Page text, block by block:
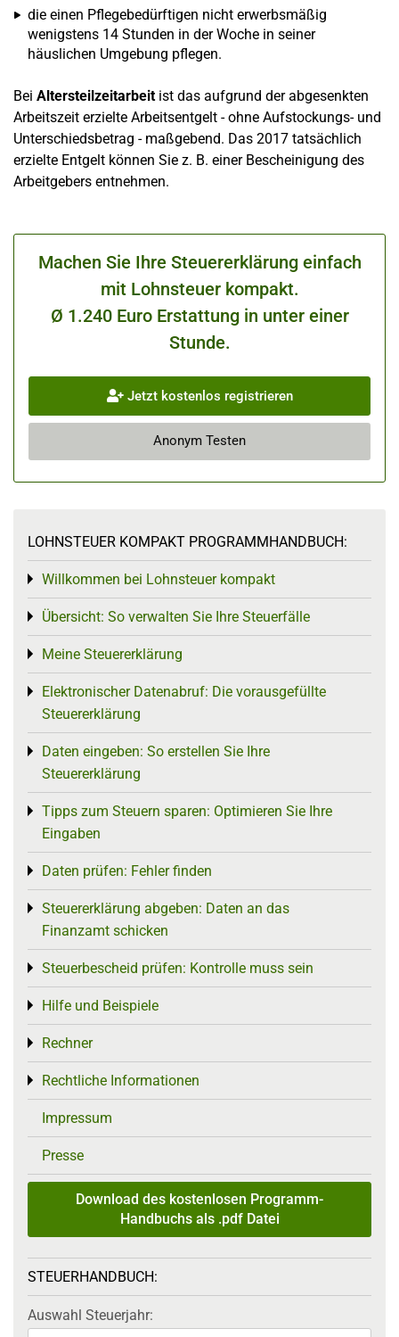
die einen Pflegebedürftigen nicht erwerbsmäßig
wenigstens 14 Stunden in der Woche in seiner
häuslichen Umgebung pflegen.
Bei Altersteilzeitarbeitist das aufgrund der abgesenkten
Arbeitszeit erzielte Arbeitsentgelt - ohne Aufstockungs- und
Unterschiedsbetrag - maßgebend. Das 2017 tatsächlich
erzielte Entgelt können Sie z. B. einer Bescheinigung des
Arbeitgebers entnehmen.
Machen Sie Ihre Steuererklärung einfach
mit Lohnsteuer kompakt.
Ø 1.240 Euro Erstattung in unter einer
Stunde.
Jetzt kostenlos registrieren
Anonym Testen
LOHNSTEUER KOMPAKT PROGRAMMHANDBUCH:
Willkommen bei Lohnsteuer kompakt
Toggle menu
Übersicht: So verwalten Sie Ihre Steuerfälle
Toggle menu
Meine Steuererklärung
Toggle menu
Elektronischer Datenabruf: Die vorausgefüllte
Steuererklärung
Toggle menu
Daten eingeben: So erstellen Sie Ihre
Steuererklärung
Toggle menu
Tipps zum Steuern sparen: Optimieren Sie Ihre
Eingaben
Toggle menu
Daten prüfen: Fehler finden
Toggle menu
Steuererklärung abgeben: Daten an das
Finanzamt schicken
Toggle menu
Steuerbescheid prüfen: Kontrolle muss sein
Toggle menu
Hilfe und Beispiele
Toggle menu
Rechner
Toggle menu
Rechtliche Informationen
Toggle menu
Impressum
Presse
Download des kostenlosen Programm-
Handbuchs als .pdf Datei
STEUERHANDBUCH:
Auswahl Steuerjahr: